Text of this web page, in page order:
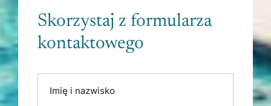
Skorzystaj z formularza
kontaktowego
Imię i nazwisko